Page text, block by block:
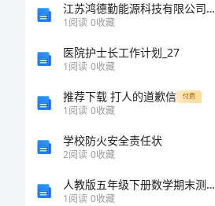
江苏鸿德勤能源科技有限公司高淳分公司介绍企业发展分析报告
1阅读 0收藏
医院护士长工作计划_27
1阅读 0收藏
推荐下载 打人的道歉信 付费
1阅读 0收藏
学校防火安全责任状
2阅读 0收藏
人教版五年级下册数学期末测试卷精品附答案
1阅读 0收藏